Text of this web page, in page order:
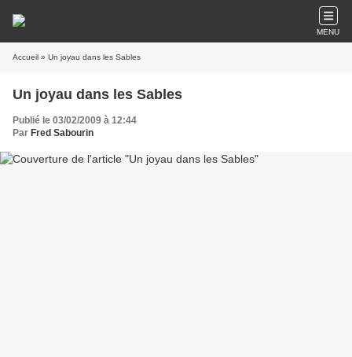
MENU
Accueil » Un joyau dans les Sables
Un joyau dans les Sables
Publié le 03/02/2009 à 12:44
Par Fred Sabourin